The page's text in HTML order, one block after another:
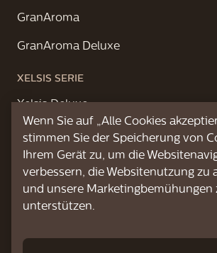
GranAroma
GranAroma Deluxe
XELSIS SERIE
Xelsis Deluxe
Xelsis Suprema
ÜBER UNS
Wenn Sie auf „Alle Cookies
stimmen Sie der Speicherung von
Ihrem Gerät zu, um die
verbessern, die Websitenutzung zu
und unsere Marketingbemühungen
unterstützen.